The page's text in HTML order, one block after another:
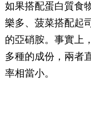
如果搭配蛋白質食
樂多、菠菜搭配起
的亞硝胺。事實上
多種的成份，兩者
率相當小。